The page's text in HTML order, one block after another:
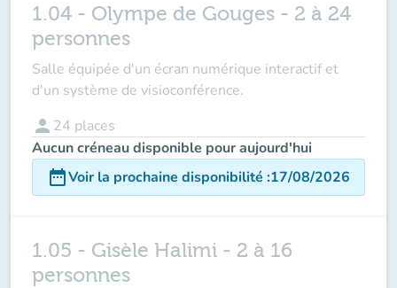
1.04 - Olympe de Gouges - 2 à 24
personnes
Salle équipée d'un écran numérique interactif et
d'un système de visioconférence.
person 24 places
Aucun créneau disponible pour aujourd'hui
date_rangeVoir la prochaine disponibilité :17/08/2026
1.05 - Gisèle Halimi - 2 à 16
personnes